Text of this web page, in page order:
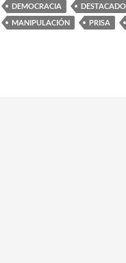
DEMOCRACIA DESTACADO
MANIPULACIÓN
PRISA